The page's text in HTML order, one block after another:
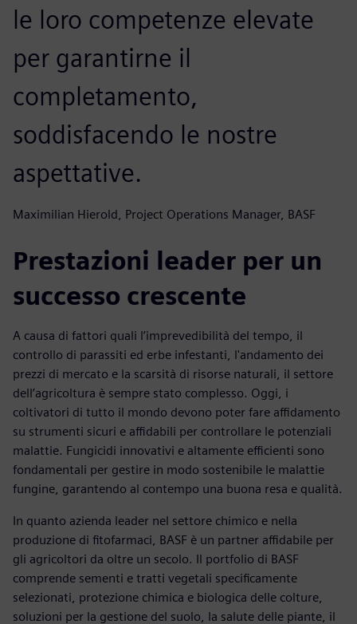
le loro competenze elevate
per garantirne il
completamento,
soddisfacendo le nostre
aspettative.
Maximilian Hierold, Project Operations Manager, BASF
Prestazioni leader per un
successo crescente
A causa di fattori quali l’imprevedibilità del tempo, il
controllo di parassiti ed erbe infestanti, l'andamento dei
prezzi di mercato e la scarsità di risorse naturali, il settore
dell’agricoltura è sempre stato complesso. Oggi, i
coltivatori di tutto il mondo devono poter fare affidamento
su strumenti sicuri e affidabili per controllare le potenziali
malattie. Fungicidi innovativi e altamente efficienti sono
fondamentali per gestire in modo sostenibile le malattie
fungine, garantendo al contempo una buona resa e qualità.
In quanto azienda leader nel settore chimico e nella
produzione di fitofarmaci, BASF è un partner affidabile per
gli agricoltori da oltre un secolo. Il portfolio di BASF
comprende sementi e tratti vegetali specificamente
selezionati, protezione chimica e biologica delle colture,
soluzioni per la gestione del suolo, la salute delle piante, il